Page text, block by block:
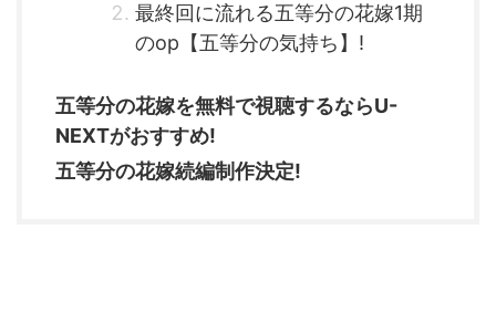
最終回に流れる五等分の花嫁1期
のop【五等分の気持ち】!
五等分の花嫁を無料で視聴するならU-
NEXTがおすすめ!
五等分の花嫁続編制作決定!